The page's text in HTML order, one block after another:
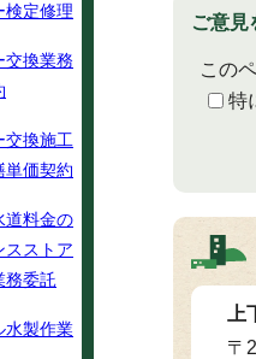
ご意見
この
特
〒
検定修理
交換業務
交換施工
単価契約
道料金の
スストア
務委託
水製作業